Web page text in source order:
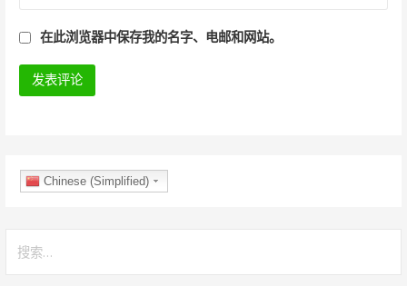
在此浏览器中保存我的名字、电邮和网站。
Chinese (Simplified)
索